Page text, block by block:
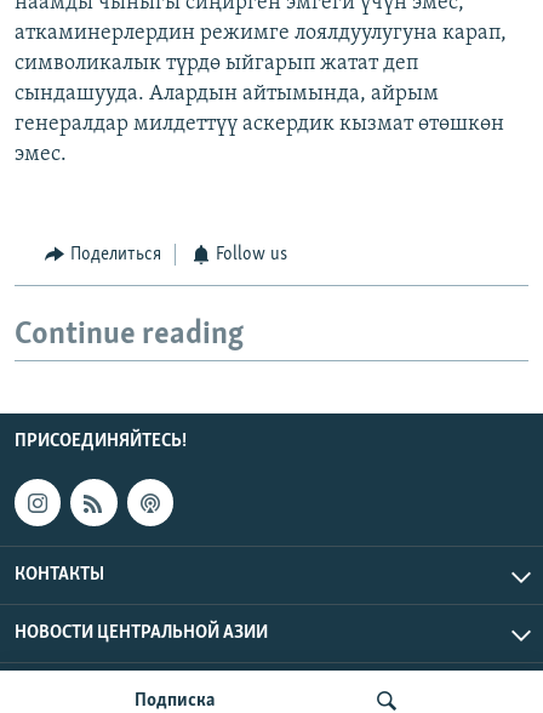
Подписка
аткаминерлердин режимге лоялдуулугуна карап,
символикалык түрдө ыйгарып жатат деп
сындашууда. Алардын айтымында, айрым
генералдар милдеттүү аскердик кызмат өтөшкөн
эмес.
Поделиться Follow us
Continue reading
ПРИСОЕДИНЯЙТЕСЬ!
КОНТАКТЫ
НОВОСТИ ЦЕНТРАЛЬНОЙ АЗИИ
CENTRAL ASIAN © 2026 RFE/RL, Inc. | Все права защищены.